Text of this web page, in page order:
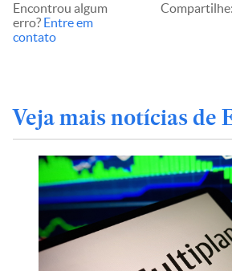
Encontrou algum
erro? Entre em
contato
Compartilhe:
Veja mais notícias de